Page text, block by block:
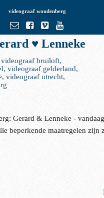
videograaf woudenberg
♥ Lenneke
videograaf bruiloft,
videograaf gelderland,
videograaf utrecht,
Gerard & Lenneke -
beperkende maatregelen zijn